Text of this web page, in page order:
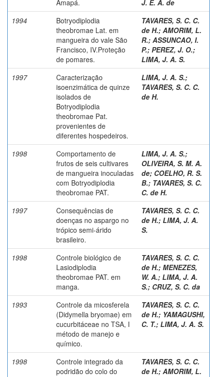
Amapá.
J. E. A. de
1994
Botryodiplodia
theobromae Lat. em
mangueira do vale São
Francisco, IV.Proteção
de pomares.
TAVARES, S. C. C.
de H.; AMORIM, L.
R.; ASSUNCAO, I.
P.; PEREZ, J. O.;
LIMA, J. A. S.
1997
Caracterização
isoenzimática de quinze
isolados de
Botryodiplodia
theobromae Pat.
provenientes de
diferentes hospedeiros.
LIMA, J. A. S.;
TAVARES, S. C. C.
de H.
1998
Comportamento de
frutos de seis cultivares
de mangueira inoculadas
com Botryodiplodia
theobromae PAT.
LIMA, J. A. S.;
OLIVEIRA, S. M. A.
de; COELHO, R. S.
B.; TAVARES, S. C.
C. de H.
1997
Consequências de
doenças no aspargo no
trópico semi-árido
brasileiro.
TAVARES, S. C. C.
de H.; LIMA, J. A.
S.
1998
Controle biológico de
Lasiodiplodia
theobromae PAT. em
manga.
TAVARES, S. C. C.
de H.; MENEZES,
W. A.; LIMA, J. A.
S.; CRUZ, S. C. da
1993
Controle da micosferela
(Didymella bryomae) em
cucurbitáceae no TSA, I
método de manejo e
químico.
TAVARES, S. C. C.
de H.; YAMAGUSHI,
C. T.; LIMA, J. A. S.
1998
Controle integrado da
podridão do colo do
TAVARES, S. C. C.
de H.; AMORIM, L.